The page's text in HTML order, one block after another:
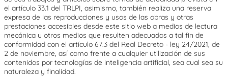
el artículo 33.1 del TRLPI, asimismo, también realiza una reserva
expresa de las reproducciones y usos de las obras y otras
prestaciones accesibles desde este sitio web a medios de lectura
mecánica u otros medios que resulten adecuados a tal fin de
conformidad con el artículo 67.3 del Real Decreto - ley 24/2021, de
2 de noviembre, así como frente a cualquier utilización de sus
contenidos por tecnologías de inteligencia artificial, sea cual sea su
naturaleza y finalidad.